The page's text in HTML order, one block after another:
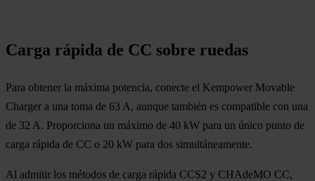
Carga rápida de CC sobre ruedas
Para obtener la máxima potencia, conecte el Kempower Movable
Charger a una toma de 63 A, aunque también es compatible con una
de 32 A. Proporciona un máximo de 40 kW para un único punto de
carga rápida de CC o 20 kW para dos simultáneamente.
Al admitir los métodos de carga rápida CCS2 y CHAdeMO CC,